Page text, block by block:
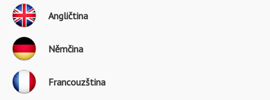
Angličtina
Němčina
Francouzština